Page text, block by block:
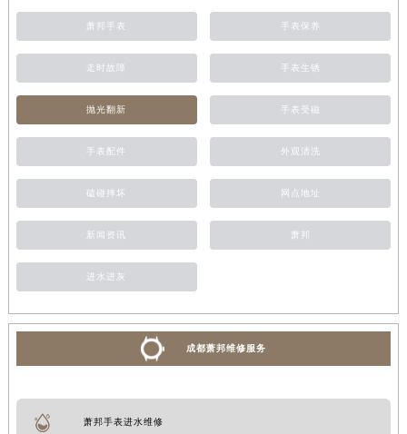
萧邦手表 手表保养
走时故障 手表生锈
抛光翻新 手表受磁
手表配件 外观清洗
磕碰摔坏 网点地址
新闻资讯 萧邦
进水进灰
成都萧邦维修服务
萧邦手表进水维修